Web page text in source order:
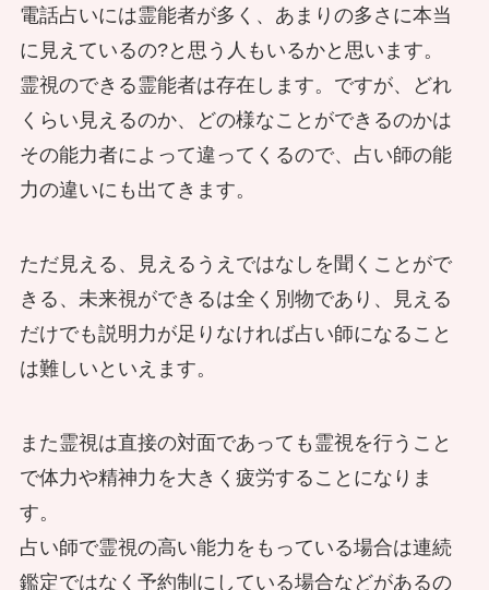
が起きる？
本物の霊能者が教える、偽霊能者(イタ
コ)の見抜きかた
本物の霊能者がガチ回答！心霊スポッ
電話占いでこんなタイプの人はイタコ
に依頼しちゃダメ！現役口寄せ師（イ
神様に霊……人以外との生活ってどん
なもの？ 不思議な日常と不可解な日
常
男女の冥婚事情
ることのリスク 祟りや呪いはない
の？
見習い魔女が見せた魔法～使い魔の作
り方
リアル社会が後押しする、最強魔女の
作り方
現代に実在する魔女が語る、年末年始
その時、本物の霊能者がとった行動と
は…3.11震災
者が語る体験談
者が語る成仏と浄化の物語
電話占いを受けるときにやめた方がい
い事とは？ペナルティを受ける可能性
も
電話占いの裏側！困った相談者様もい
る？
電話占いをする占い師がされて困るこ
除霊師が出会ったガチの心霊体験！夜
のお店に隠されていいた部屋にあった
ものとは
女たちから貢がせまくるホストから来
た除霊の相談
らいい？ ポイントを聞いてみた
ストクラブでの除霊とは
現代の陰陽師が語る！疳の虫、夜尿
症…相談殺到の驚きの儀式と効果
陰陽師でも心霊現象には対応してくれ
るの？
土地に潜む霊障とは？陰陽師が語る現
電話占いには霊能者が多く、あまりの多さに本当
に見えているの?と思う人もいるかと思います。
霊視のできる霊能者は存在します。ですが、どれ
くらい見えるのか、どの様なことができるのかは
その能力者によって違ってくるので、占い師の能
力の違いにも出てきます。
ただ見える、見えるうえではなしを聞くことがで
きる、未来視ができるは全く別物であり、見える
だけでも説明力が足りなければ占い師になること
は難しいといえます。
また霊視は直接の対面であっても霊視を行うこと
で体力や精神力を大きく疲労することになりま
す。
占い師で霊視の高い能力をもっている場合は連続
鑑定ではなく予約制にしている場合などがあるの